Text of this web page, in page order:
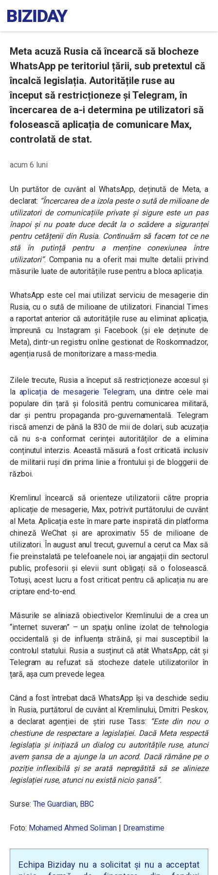
Meta acuză Rusia că încearcă să blocheze
WhatsApp pe teritoriul țării, sub pretextul că
încalcă legislația. Autoritățile ruse au
început să restricționeze și Telegram, în
încercarea de a-i determina pe utilizatori să
folosească aplicația de comunicare Max,
controlată de stat.
acum 6 luni
Un purtător de cuvânt al WhatsApp, deținută de Meta, a
declarat: “Încercarea de a izola peste o sută de milioane de
utilizatori de comunicațiile private și sigure este un pas
înapoi și nu poate duce decât la o scădere a siguranței
pentru cetățenii din Rusia. Continuăm să facem tot ce ne
stă în putință pentru a menține conexiunea între
utilizatori”. Compania nu a oferit mai multe detalii privind
măsurile luate de autoritățile ruse pentru a bloca aplicația.
WhatsApp este cel mai utilizat serviciu de mesagerie din
Rusia, cu o sută de milioane de utilizatori. Financial Times
a raportat anterior că autoritățile ruse au eliminat aplicația,
împreună cu Instagram și Facebook (și ele deținute de
Meta), dintr-un registru online gestionat de Roskomnadzor,
agenția rusă de monitorizare a mass-media.
Zilele trecute, Rusia a început să restricționeze accesul și
la aplicația de mesagerie Telegram, una dintre cele mai
populare din țară și folosită pentru comunicarea militară,
dar și pentru propaganda pro-guvernamentală. Telegram
riscă amenzi de până la 830 de mii de dolari, sub acuzația
că nu s-a conformat cerinței autorităților de a elimina
conținutul interzis. Această măsură a fost criticată inclusiv
de militarii ruși din prima linie a frontului și de bloggerii de
război.
Kremlinul încearcă să orienteze utilizatorii către propria
aplicație de mesagerie, Max, potrivit purtătorului de cuvânt
al Meta. Aplicația este în mare parte inspirată din platforma
chineză WeChat și are aproximativ 55 de milioane de
utilizatori. În august anul trecut, guvernul a cerut ca Max să
fie preinstalată pe telefoanele noi, iar angajații din sectorul
public, profesorii și elevii sunt obligați să o folosească.
Totuși, acest lucru a fost criticat pentru că aplicația nu are
criptare end-to-end.
Măsurile se aliniază obiectivelor Kremlinului de a crea un
“internet suveran” – un spațiu online izolat de tehnologia
occidentală și de influența străină, și mai susceptibil la
controlul statului. Rusia a susținut că atât WhatsApp, cât și
Telegram au refuzat să stocheze datele utilizatorilor în
țară, așa cum prevede legea.
Când a fost întrebat dacă WhatsApp își va deschide sediu
în Rusia, purtătorul de cuvânt al Kremlinului, Dmitri Peskov,
a declarat agenției de știri ruse Tass:
“Este din nou o
chestiune de respectare a legislației. Dacă Meta respectă
legislația și inițiază un dialog cu autoritățile ruse, atunci
avem șansa de a ajunge la un acord. Dacă rămâne pe o
poziție inflexibilă și se arată nepregătită să se alinieze
legislației ruse, atunci nu există nicio șansă”.
Surse: The Guardian, BBC
Foto: Mohamed Ahmed Soliman | Dreamstime
Echipa Biziday nu a solicitat și nu a acceptat